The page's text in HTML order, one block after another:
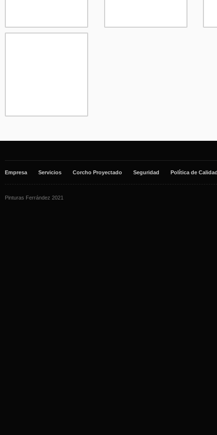
Empresa Servicios Corcho Proyectado Seguridad Política de
Pinturas Ferrández 2021